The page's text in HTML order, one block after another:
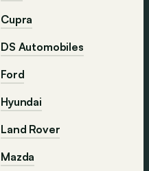
Cupra
DS Automobiles
Ford
Hyundai
Land Rover
Mazda